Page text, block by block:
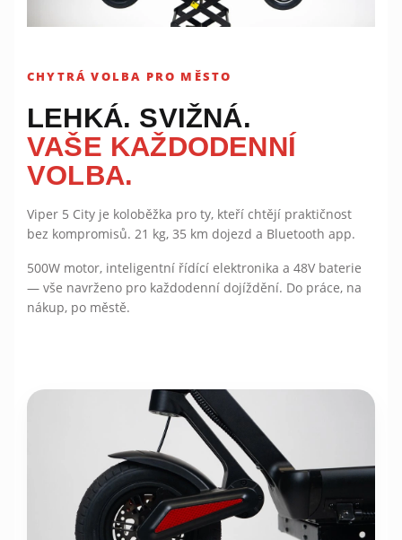
CHYTRÁ VOLBA PRO MĚSTO
LEHKÁ. SVIŽNÁ.
VAŠE KAŽDODENNÍ
VOLBA.
Viper 5 City je koloběžka pro ty, kteří chtějí praktičnost
bez kompromisů. 21 kg, 35 km dojezd a Bluetooth app.
500W motor, inteligentní řídící elektronika a 48V baterie
— vše navrženo pro každodenní dojíždění. Do práce, na
nákup, po městě.